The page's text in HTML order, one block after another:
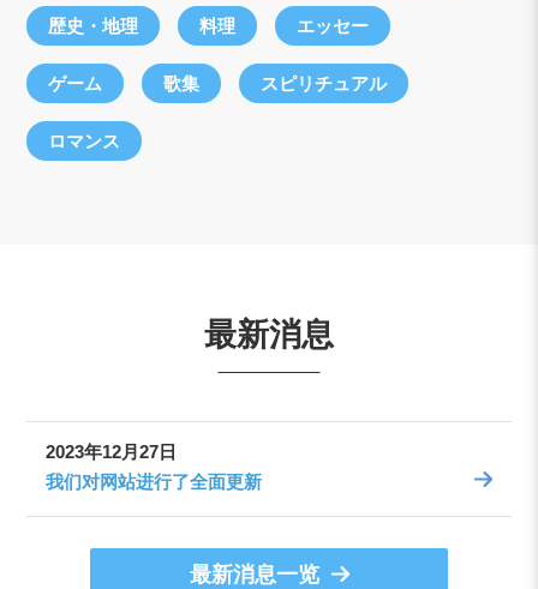
歴史・地理 料理 エッセー
ゲーム 歌集 スピリチュアル
ロマンス
最新消息
2023年12月27日
我们对网站进行了全面更新
最新消息一览